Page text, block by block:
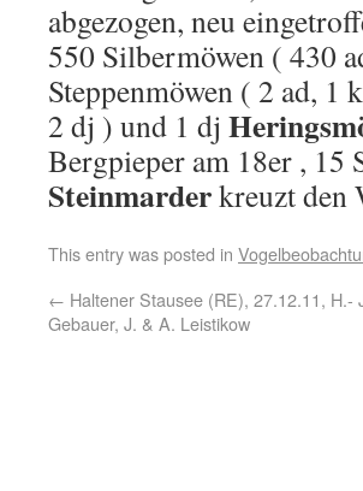
abgezogen, neu
550 Silbermöwen ( 430
Steppenmöwen ( 2 ad,
2 dj ) und 1 dj
Bergpieper am 18er ,
Steinmarderkreuzt den
This entry was posted in
← Haltener Stausee (RE), 27.12.11, H.-
Gebauer, J. & A. Leistikow